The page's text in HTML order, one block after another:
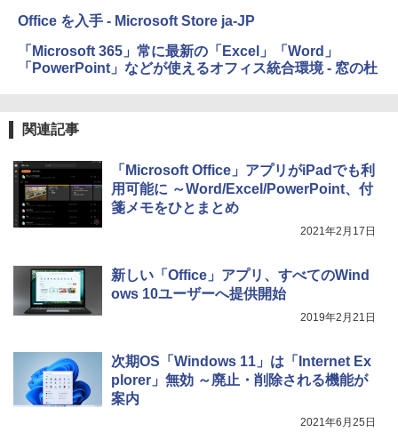
Office を入手 - Microsoft Store ja-JP
「Microsoft 365」常に最新の「Excel」「Word」
「PowerPoint」などが使えるオフィス統合環境 - 窓の杜
関連記事
「Microsoft Office」アプリがiPadでも利
用可能に ～Word/Excel/PowerPoint、付
箋メモをひとまとめ
2021年2月17日
新しい「Office」アプリ、すべてのWind
ows 10ユーザーへ提供開始
2019年2月21日
次期OS「Windows 11」は「Internet Ex
plorer」無効 ～廃止・削除される機能が
案内
2021年6月25日